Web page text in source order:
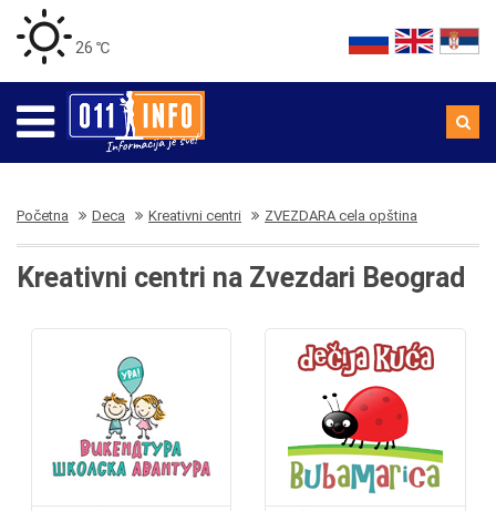
26 ℃
Početna Deca Kreativni centri ZVEZDARA cela opština
Kreativni centri na Zvezdari Beograd